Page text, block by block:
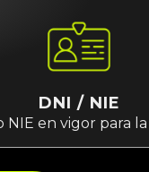
DNI / NIE
NIE en vigor para